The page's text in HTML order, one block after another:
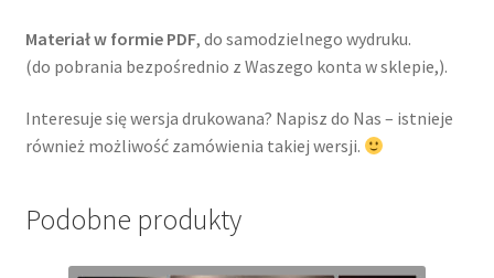
Materiał w formie PDF, do samodzielnego wydruku.
(do pobrania bezpośrednio z Waszego konta w sklepie,).
Interesuje się wersja drukowana? Napisz do Nas – istnieje
również możliwość zamówienia takiej wersji.
Podobne produkty